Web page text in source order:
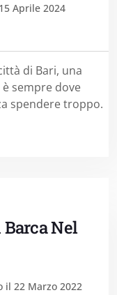
15 Aprile 2024
di Bari, una
sempre dove
spendere troppo.
Nel
il 22 Marzo 2022